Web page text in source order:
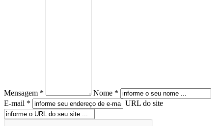
Mensagem *
Nome *
E-mail *
URL do site